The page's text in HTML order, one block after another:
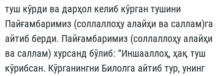
туш кўрди ва дарҳол келиб кўрган тушини
Пайғамбаримиз (соллаллоҳу алайҳи ва саллам)га
айтиб берди. Пайғамбаримиз (соллаллоҳу алайҳи
ва саллам) хур­санд бўлиб: “Иншааллоҳ, ҳақ туш
кўрибсан. Кўрганингни Билол­га айтиб тур, унинг